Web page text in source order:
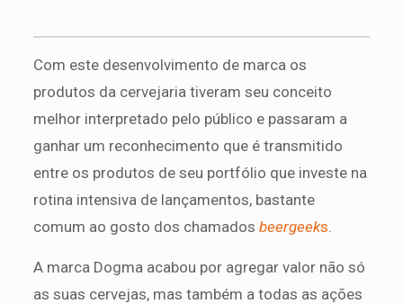
Com este desenvolvimento de marca os
produtos da cervejaria tiveram seu conceito
melhor interpretado pelo público e passaram a
ganhar um reconhecimento que é transmitido
entre os produtos de seu portfólio que investe na
rotina intensiva de lançamentos, bastante
comum ao gosto dos chamados beergeeks
A marca Dogma acabou por agregar valor não só
as suas cervejas, mas também a todas as ações